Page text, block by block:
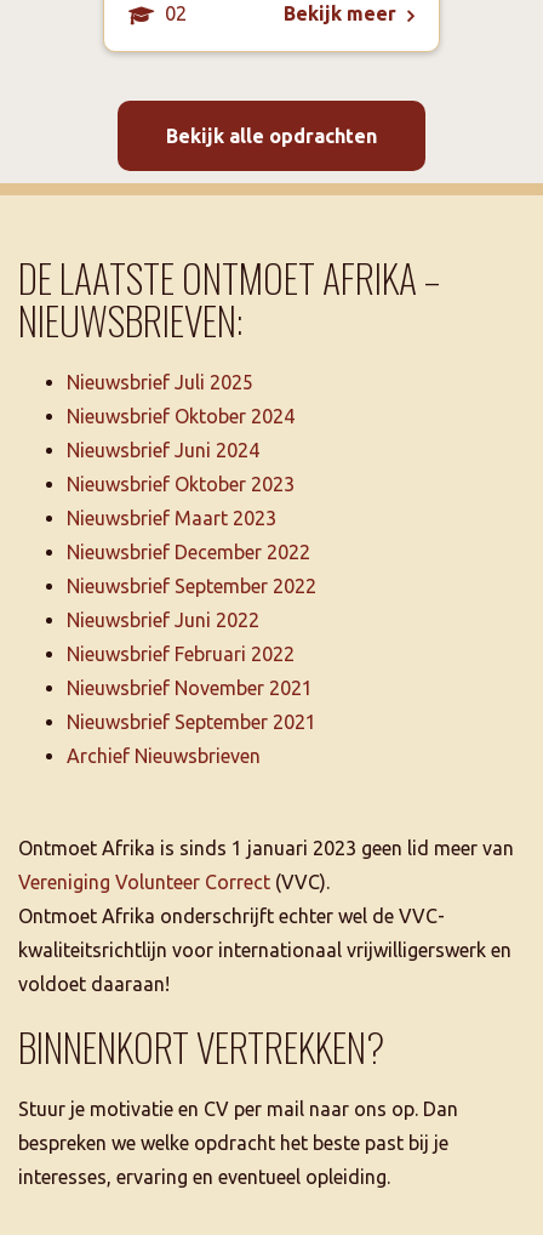
02 Bekijk meer
Bekijk alle opdrachten
DE LAATSTE ONTMOET AFRIKA –
NIEUWSBRIEVEN:
Nieuwsbrief Juli 2025
Nieuwsbrief Oktober 2024
Nieuwsbrief Juni 2024
Nieuwsbrief Oktober 2023
Nieuwsbrief Maart 2023
Nieuwsbrief December 2022
Nieuwsbrief September 2022
Nieuwsbrief Juni 2022
Nieuwsbrief Februari 2022
Nieuwsbrief November 2021
Nieuwsbrief September 2021
Archief Nieuwsbrieven
Ontmoet Afrika is sinds 1 januari 2023 geen lid meer van
Vereniging Volunteer Correct (VVC).
Ontmoet Afrika onderschrijft echter wel de VVC-
kwaliteitsrichtlijn voor internationaal vrijwilligerswerk en
voldoet daaraan!
BINNENKORT VERTREKKEN?
Stuur je motivatie en CV per mail naar ons op. Dan
bespreken we welke opdracht het beste past bij je
interesses, ervaring en eventueel opleiding.